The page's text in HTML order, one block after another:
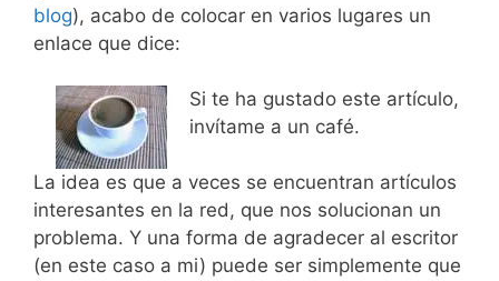
blog), acabo de colocar en varios lugares un
enlace que dice:
Si te ha gustado este artículo,
invítame a un café.
La idea es que a veces se encuentran artículos
interesantes en la red, que nos solucionan un
problema. Y una forma de agradecer al escritor
(en este caso a mi) puede ser simplemente que